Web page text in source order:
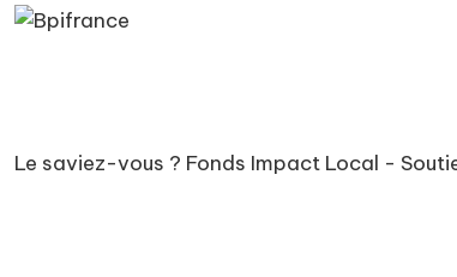
Le saviez-vous ? Fonds Impact Local -